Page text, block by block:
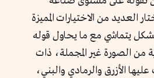
العديد من الاختيارات المميزة
يتماشي مع ما يحاول قوله
من الصورة غير المجملة، ذات
عليها الأزرق والرمادي والبني،